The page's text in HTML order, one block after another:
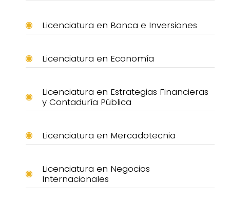
Licenciatura en Banca e Inversiones
Licenciatura en Economía
Licenciatura en Estrategias Financieras
y Contaduría Pública
Licenciatura en Mercadotecnia
Licenciatura en Negocios
Internacionales